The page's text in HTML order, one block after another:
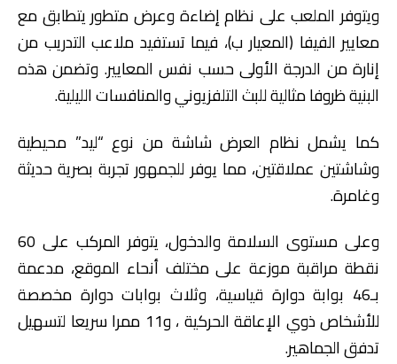
ويتوفر الملعب على نظام إضاءة وعرض متطور يتطابق مع
معايير الفيفا (المعيار ب)، فيما تستفيد ملاعب التدريب من
إنارة من الدرجة الأولى حسب نفس المعايير. وتضمن هذه
البنية ظروفا مثالية للبث التلفزيوني والمنافسات الليلية.
كما يشمل نظام العرض شاشة من نوع “ليد” محيطية
وشاشتين عملاقتين، مما يوفر للجمهور تجربة بصرية حديثة
وغامرة.
وعلى مستوى السلامة والدخول، يتوفر المركب على 60
نقطة مراقبة موزعة على مختلف أنحاء الموقع، مدعمة
بـ46 بوابة دوارة قياسية، وثلاث بوابات دوارة مخصصة
للأشخاص ذوي الإعاقة الحركية ، و11 ممرا سريعا لتسهيل
تدفق الجماهير.